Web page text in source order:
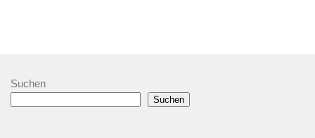
Suchen
Suchen